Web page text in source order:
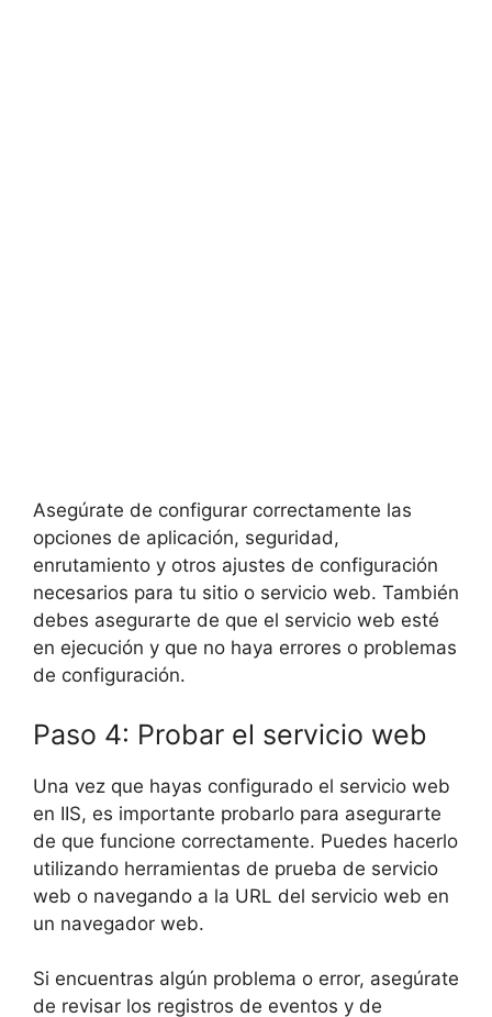
Asegúrate de configurar correctamente las
opciones de aplicación, seguridad,
enrutamiento y otros ajustes de configuración
necesarios para tu sitio o servicio web. También
debes asegurarte de que el servicio web esté
en ejecución y que no haya errores o problemas
de configuración.
Paso 4: Probar el servicio web
Una vez que hayas configurado el servicio web
en IIS, es importante probarlo para asegurarte
de que funcione correctamente. Puedes hacerlo
utilizando herramientas de prueba de servicio
web o navegando a la URL del servicio web en
un navegador web.
Si encuentras algún problema o error, asegúrate
de revisar los registros de eventos y de